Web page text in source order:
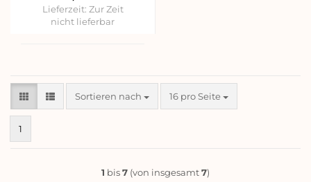
Lieferzeit: Zur Zeit
nicht lieferbar
Sortieren nach
Sortieren nach 16 pro Seite
pro Seite
1
1 bis7 (von insgesamt7)